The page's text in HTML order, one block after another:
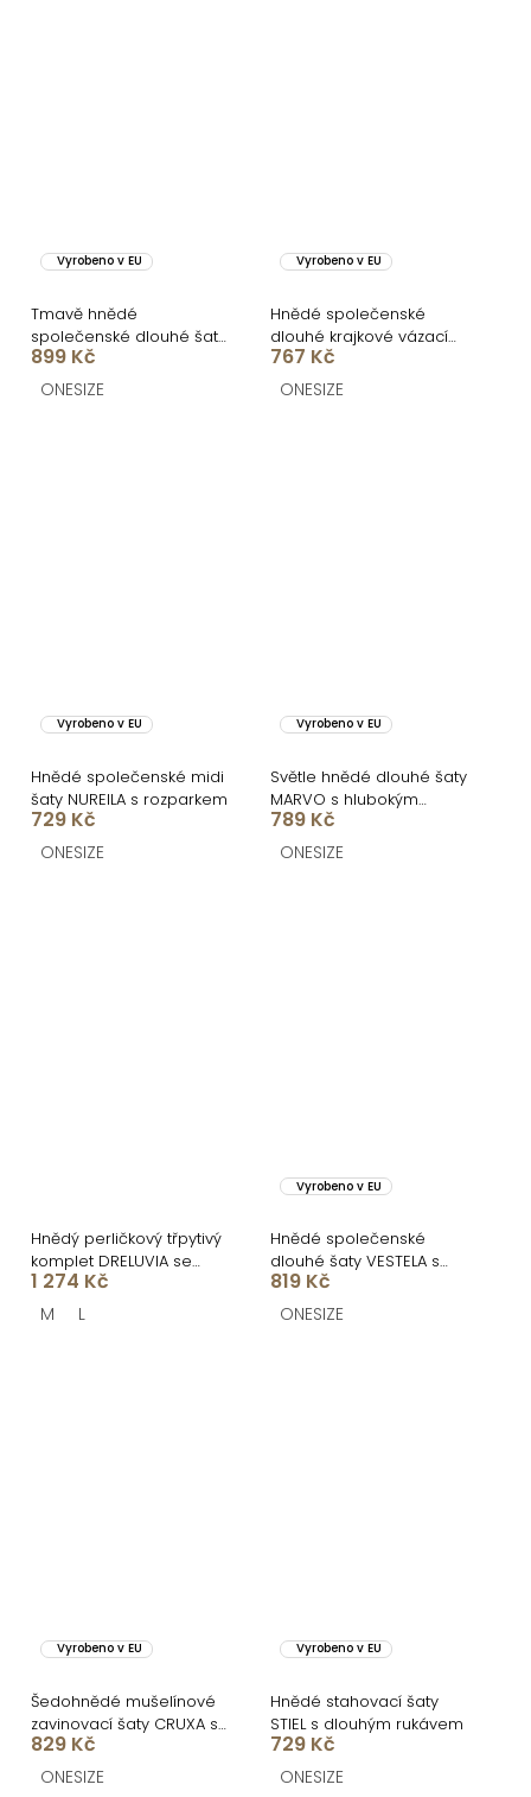
Vyrobeno v EU
Tmavě hnědé
společenské dlouhé šaty
SANQULA
899 Kč
ONESIZE
Vyrobeno v EU
Hnědé společenské
dlouhé krajkové vázací
šaty ZERULON
767 Kč
ONESIZE
Vyrobeno v EU
Hnědé společenské midi
šaty NUREILA s rozparkem
729 Kč
ONESIZE
Vyrobeno v EU
Světle hnědé dlouhé šaty
MARVO s hlubokým
výstřihem
789 Kč
ONESIZE
Hnědý perličkový třpytivý
komplet DRELUVIA se
sukní
1 274 Kč
M L
Vyrobeno v EU
Hnědé společenské
dlouhé šaty VESTELA s
vlečkou
819 Kč
ONESIZE
Vyrobeno v EU
Šedohnědé mušelínové
zavinovací šaty CRUXA s
dlouhým rukávem
829 Kč
ONESIZE
Vyrobeno v EU
Hnědé stahovací šaty
STIEL s dlouhým rukávem
729 Kč
ONESIZE